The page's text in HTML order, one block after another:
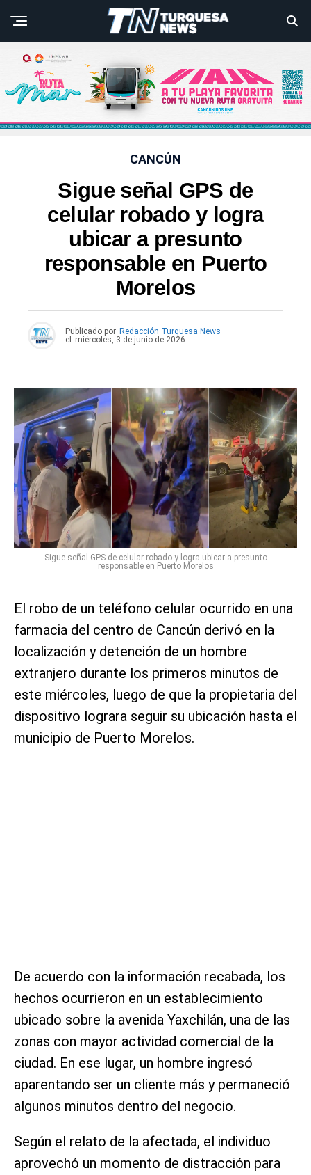
CANCÚN
Sigue señal GPS de
celular robado y logra
ubicar a presunto
responsable en Puerto
Morelos
Publicado por Redacción Turquesa News
el
miércoles, 3 de junio de 2026
Sigue señal GPS de celular robado y logra ubicar a presunto
responsable en Puerto Morelos
El robo de un teléfono celular ocurrido en una
farmacia del centro de Cancún derivó en la
localización y detención de un hombre
extranjero durante los primeros minutos de
este miércoles, luego de que la propietaria del
dispositivo lograra seguir su ubicación hasta el
municipio de Puerto Morelos.
De acuerdo con la información recabada, los
hechos ocurrieron en un establecimiento
ubicado sobre la avenida Yaxchilán, una de las
zonas con mayor actividad comercial de la
ciudad. En ese lugar, un hombre ingresó
aparentando ser un cliente más y permaneció
algunos minutos dentro del negocio.
Según el relato de la afectada, el individuo
aprovechó un momento de distracción para